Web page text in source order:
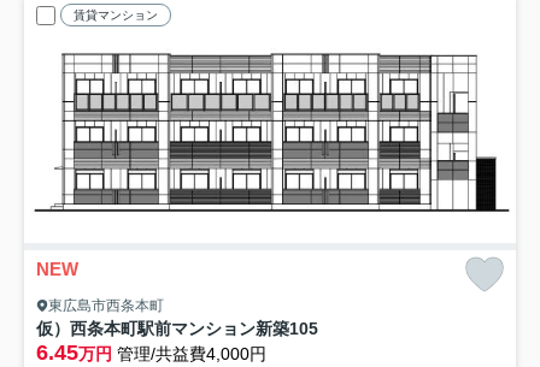
賃貸マンション
NEW
東広島市西条本町
仮）西条本町駅前マンション新築105
6.45万円 管理/共益費4,000円